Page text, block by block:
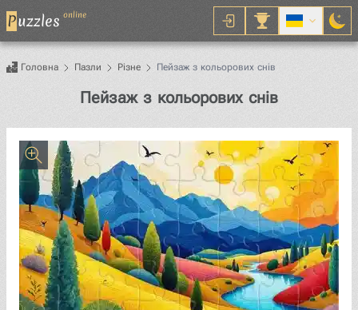
Puzzles online
Головна Пазли Різне Пейзаж з кольорових снів
Пейзаж з кольорових снівПазл